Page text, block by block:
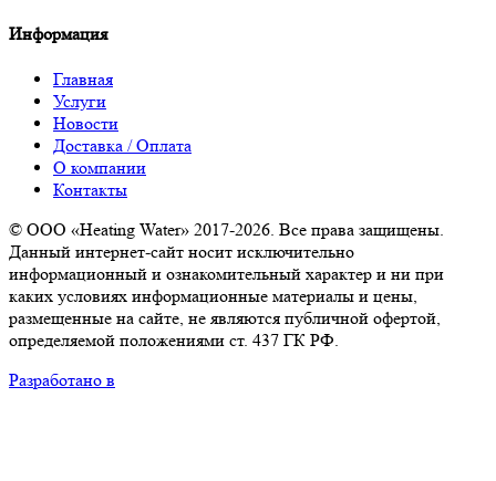
Информация
Главная
Услуги
Новости
Доставка / Оплата
О компании
Контакты
© ООО «Heating Water» 2017-2026. Все права защищены.
Данный интернет-сайт носит исключительно
информационный и ознакомительный характер и ни при
каких условиях информационные материалы и цены,
размещенные на сайте, не являются публичной офертой,
определяемой положениями ст. 437 ГК РФ.
Разработано в